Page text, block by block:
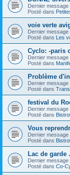
Dernier message
Posté dans
voie verte
Dernier message
Posté dans Les
Cyclo: -paris
Dernier message
Posté dans
Problème
Dernier message
Posté dans
festival du
Dernier message
Posté dans
Vous
Dernier message
Posté dans
Lac de garde
Dernier message
Posté dans Co-